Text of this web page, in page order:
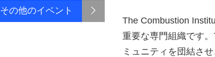
その他のイベント
The Combustion
重要な専門組織です
ミュニティを団結さ